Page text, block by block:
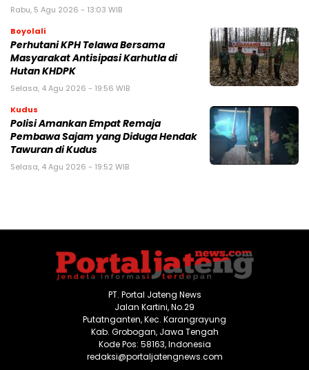
Rabu, 5 Agu 2026 - 13:03 WIB
Boyolali
Perhutani KPH Telawa Bersama
Masyarakat Antisipasi Karhutla di
Hutan KHDPK
Selasa, 4 Agu 2026 - 19:56 WIB
Kudus
Polisi Amankan Empat Remaja
Pembawa Sajam yang Diduga Hendak
Tawuran di Kudus
Selasa, 4 Agu 2026 - 19:52 WIB
PT. Portal Jateng News
Jalan Kartini, No.29
Putatnganten, Kec. Karangrayung
Kab. Grobogan, Jawa Tengah
Kode Pos: 58163, Indonesia
redaksi@portaljatengnews.com